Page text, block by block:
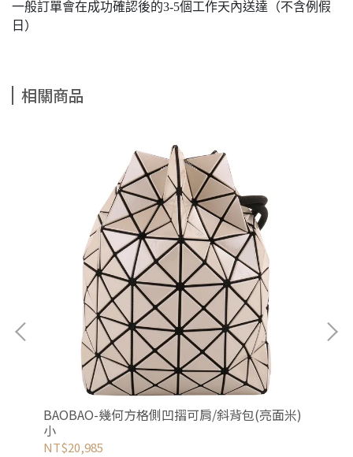
一般訂單會在成功確認後的3-5個工作天內送達（不含例假
日）
相關商品
BAOBAO-幾何方格側凹摺可肩/斜背包(亮面米)
小
NT$20,985